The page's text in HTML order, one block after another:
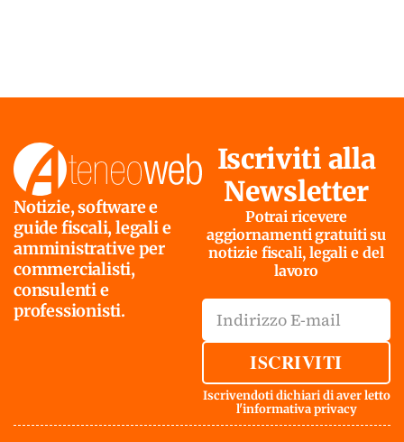
Notizie, software e
guide fiscali, legali e
amministrative per
commercialisti,
consulenti e
professionisti.
Iscriviti alla
Newsletter
Potrai ricevere
aggiornamenti gratuiti su
notizie fiscali, legali e del
lavoro
ISCRIVITI
Iscrivendoti dichiari di aver letto
l'informativa privacy